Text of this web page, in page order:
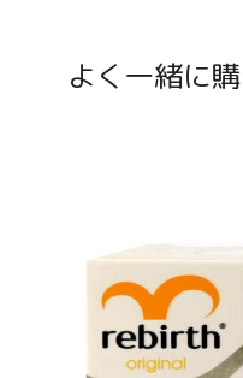
よく一緒に